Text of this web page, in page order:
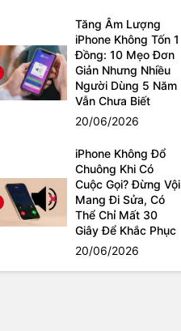
Tăng Âm Lượng
iPhone Không Tốn 1
Đồng: 10 Mẹo Đơn
Giản Nhưng Nhiều
Người Dùng 5 Năm
Vẫn Chưa Biết
20/06/2026
iPhone Không Đổ
Chuông Khi Có
Cuộc Gọi? Đừng Vội
Mang Đi Sửa, Có
Thể Chỉ Mất 30
Giây Để Khắc Phục
20/06/2026